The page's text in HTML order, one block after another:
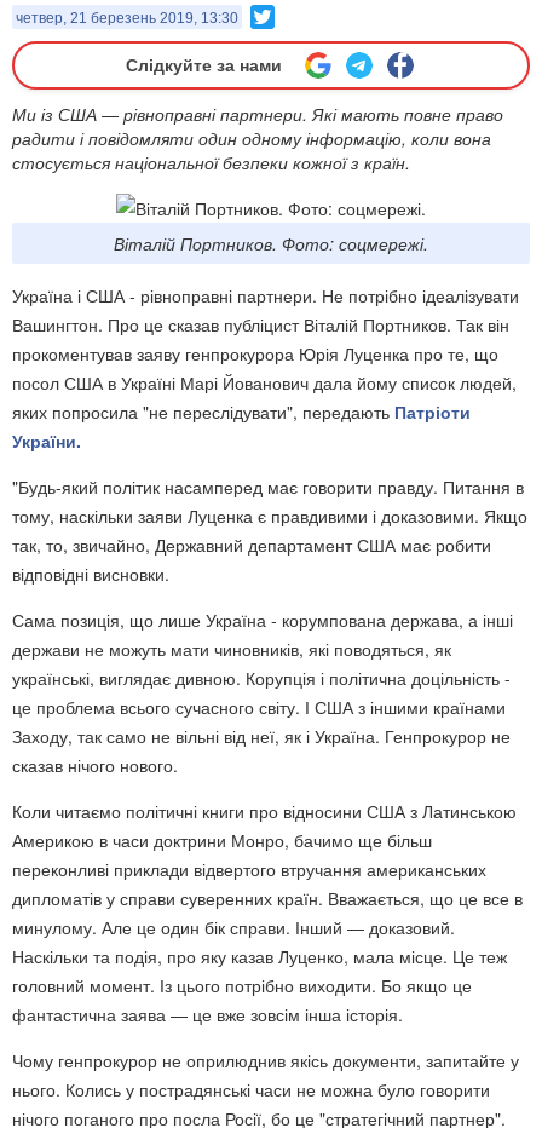
четвер, 21 березень 2019, 13:30
Слідкуйте за нами
Ми із США — рівноправні партнери. Які мають повне право
радити і повідомляти один одному інформацію, коли вона
стосується національної безпеки кожної з країн.
Віталій Портников. Фото: соцмережі.
Україна і США - рівноправні партнери. Не потрібно ідеалізувати
Вашингтон. Про це сказав публіцист Віталій Портников. Так він
прокоментував заяву генпрокурора Юрія Луценка про те, що
посол США в Україні Марі Йованович дала йому список людей,
яких попросила "не переслідувати", передають Патріоти
України.
"Будь-який політик насамперед має говорити правду. Питання в
тому, наскільки заяви Луценка є правдивими і доказовими. Якщо
так, то, звичайно, Державний департамент США має робити
відповідні висновки.
Сама позиція, що лише Україна - корумпована держава, а інші
держави не можуть мати чиновників, які поводяться, як
українські, виглядає дивною. Корупція і політична доцільність -
це проблема всього сучасного світу. І США з іншими країнами
Заходу, так само не вільні від неї, як і Україна. Генпрокурор не
сказав нічого нового.
Коли читаємо політичні книги про відносини США з Латинською
Америкою в часи доктрини Монро, бачимо ще більш
переконливі приклади відвертого втручання американських
дипломатів у справи суверенних країн. Вважається, що це все в
минулому. Але це один бік справи. Інший — доказовий.
Наскільки та подія, про яку казав Луценко, мала місце. Це теж
головний момент. Із цього потрібно виходити. Бо якщо це
фантастична заява — це вже зовсім інша історія.
Чому генпрокурор не оприлюднив якісь документи, запитайте у
нього. Колись у пострадянські часи не можна було говорити
нічого поганого про посла Росії, бо це "стратегічний партнер".